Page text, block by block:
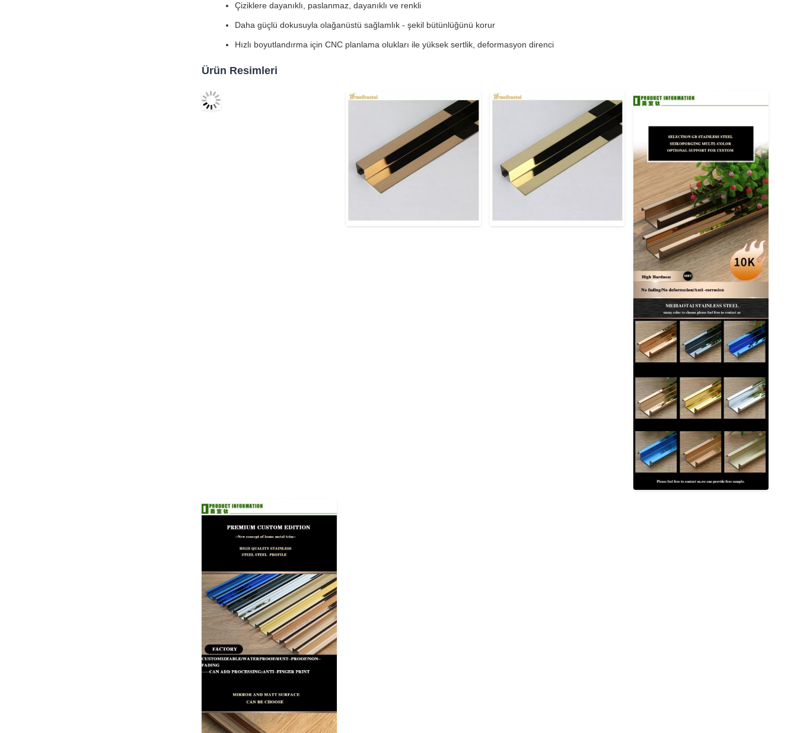
Çiziklere dayanıklı, paslanmaz, dayanıklı ve renkli
Daha güçlü dokusuyla olağanüstü sağlamlık - şekil bütünlüğünü korur
Hızlı boyutlandırma için CNC planlama olukları ile yüksek sertlik, deformasyon direnci
Ürün Resimleri